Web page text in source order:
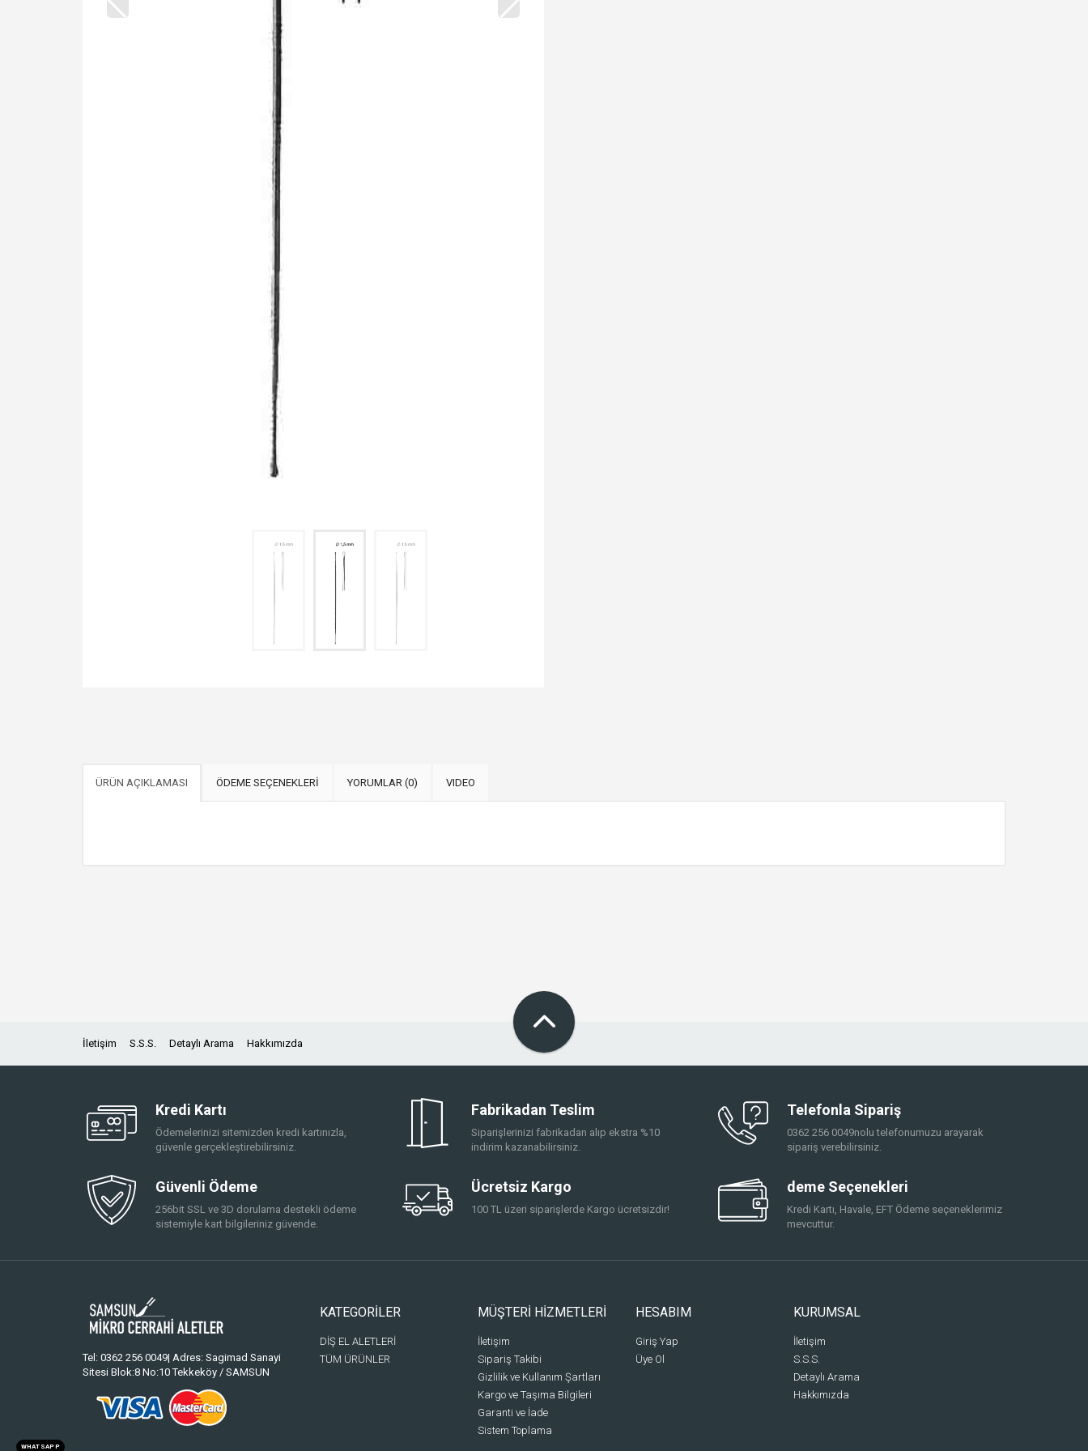
ÜRÜN AÇIKLAMASI ÖDEME SEÇENEKLERİ YORUMLAR (0) VIDEO
İletişim S.S.S. Detaylı Arama Hakkımızda
Kredi Kartı
Ödemelerinizi sitemizden kredi kartınızla,
güvenle gerçekleştirebilirsiniz.
Fabrikadan Teslim
Siparişlerinizi fabrikadan alıp ekstra %10
indirim kazanabilirsiniz.
Telefonla Sipariş
0362 256 0049nolu telefonumuzu arayarak
sipariş verebilirsiniz.
Güvenli Ödeme
256bit SSL ve 3D dorulama destekli ödeme
sistemiyle kart bilgileriniz güvende.
Ücretsiz Kargo
100 TL üzeri siparişlerde Kargo ücretsizdir!
deme Seçenekleri
Kredi Kartı, Havale, EFT Ödeme seçeneklerimiz
mevcuttur.
Tel: 0362 256 0049| Adres: Sagimad Sanayi
Sitesi Blok:8 No:10 Tekkeköy / SAMSUN
KATEGORİLER
DİŞ EL ALETLERİ
TÜM ÜRÜNLER
MÜŞTERİ HİZMETLERİ
İletişim
Sipariş Takibi
Gizlilik ve Kullanım Şartları
Kargo ve Taşıma Bilgileri
Garanti ve İade
Sistem Toplama
HESABIM
Giriş Yap
Üye Ol
KURUMSAL
İletişim
S.S.S.
Detaylı Arama
Hakkımızda
WHATSAPP